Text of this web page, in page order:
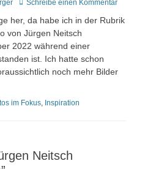
Schreibe einen Kommentar
her, da habe ich in der Rubrik
von Jürgen Neitsch
2022 während einer
ist. Ich hatte schon
noch mehr Bilder
im Fokus, Inspiration
Neitsch